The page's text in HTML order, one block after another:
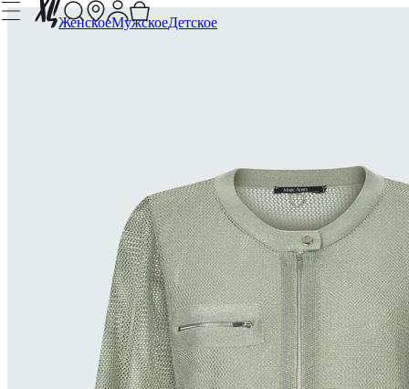
ЖенскоеМужскоеДетское